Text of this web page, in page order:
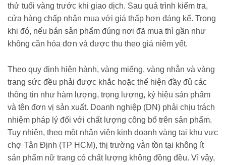
thử tuổi vàng trước khi giao dịch. Sau quá trình kiểm tra,
cửa hàng chấp nhận mua với giá thấp hơn đáng kể. Trong
khi đó, nếu bán sản phẩm đúng nơi đã mua thì gần như
không cần hóa đơn và được thu theo giá niêm yết.
Theo quy định hiện hành, vàng miếng, vàng nhẫn và vàng
trang sức đều phải được khắc hoặc thể hiện đầy đủ các
thông tin như hàm lượng, trọng lượng, ký hiệu sản phẩm
và tên đơn vị sản xuất. Doanh nghiệp (DN) phải chịu trách
nhiệm pháp lý đối với chất lượng công bố trên sản phẩm.
Tuy nhiên, theo một nhân viên kinh doanh vàng tại khu vực
chợ Tân Định (TP HCM), thị trường vẫn tồn tại không ít
sản phẩm nữ trang có chất lượng không đồng đều. Vì vậy,